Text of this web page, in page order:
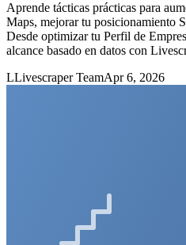
Aprende tácticas prácticas para
Maps, mejorar tu posicionamiento
Desde optimizar tu Perfil de
alcance basado en datos con
LLivescraper TeamApr 6, 2026